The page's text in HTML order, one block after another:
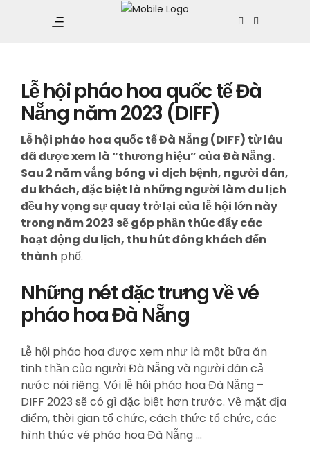
Lễ hội pháo hoa quốc tế Đà
Nẵng năm 2023 (DIFF)
Lễ hội pháo hoa quốc tế Đà Nẵng (DIFF) từ lâu
đã được xem là “thương hiệu” của Đà Nẵng.
Sau 2 năm vắng bóng vì dịch bệnh, người dân,
du khách, đặc biệt là những người làm du lịch
đều hy vọng sự quay trở lại của lễ hội lớn này
trong năm 2023 sẽ góp phần thúc đẩy các
hoạt động du lịch, thu hút đông khách đến
thành phố.
Những nét đặc trưng về vé
pháo hoa Đà Nẵng
Lễ hội pháo hoa được xem như là một bữa ăn
tinh thần của người Đà Nẵng và người dân cả
nước nói riêng. Với lễ hội pháo hoa Đà Nẵng –
DIFF 2023 sẽ có gì đặc biệt hơn trước. Về mặt địa
điểm, thời gian tổ chức, cách thức tổ chức, các
hình thức vé pháo hoa Đà Nẵng …